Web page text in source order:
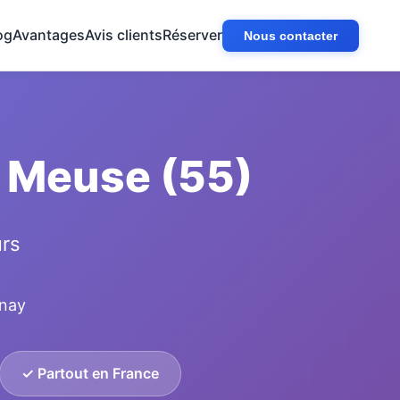
AvantagesAvis clientsRéserver Nous contacter
Meuse (55)
✓ Partout en France